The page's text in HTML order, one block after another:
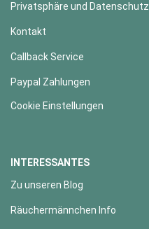
Privatsphäre und Datenschutz
Kontakt
Callback Service
Paypal Zahlungen
Cookie Einstellungen
INTERESSANTES
Zu unseren Blog
Räuchermännchen Info